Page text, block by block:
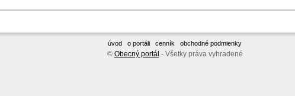
úvod o portáli cenník obchodné podmienky
© Obecný portál - Všetky práva vyhradené